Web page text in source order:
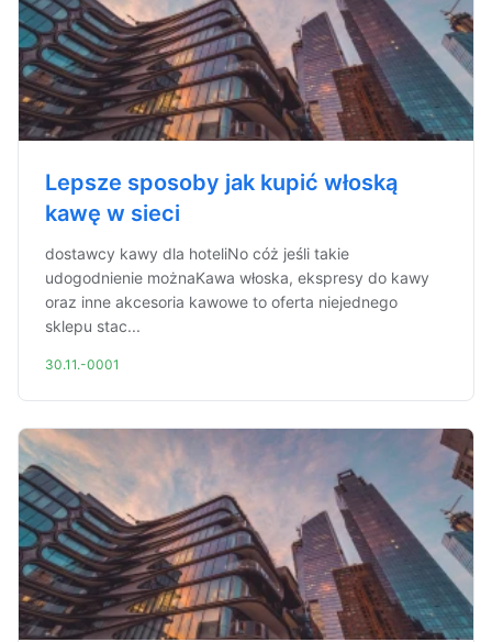
Lepsze sposoby jak kupić włoską
kawę w sieci
dostawcy kawy dla hoteliNo cóż jeśli takie
udogodnienie możnaKawa włoska, ekspresy do kawy
oraz inne akcesoria kawowe to oferta niejednego
sklepu stac...
30.11.-0001